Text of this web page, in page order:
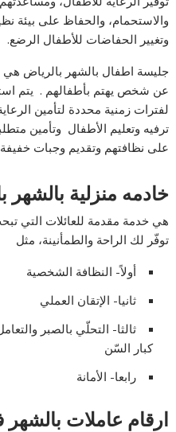
والاستحمام، والحفاظ على بيئة
وتغيير الحفاضات للأطفال الرضع.
جليسة اطفال بالشهر بالرياض هي
عن شخص يهتم بأطفالهم . يتم
لفترات زمنية محددة لتأمين
ترفيه وتعليم الأطفال وتأمين
على نظافتهم وتقديم وجبات
خادمه منزلية بالشهر
هي خدمة مقدمة للعائلات التي
توفّر لك الراحة والطمأنينة، مثل
أولاً- النظافة الشخصية
ثانيا- الإتقان العملي
ثالثا- التحلّي بالصبر
كبار السّن
رابعا- الأمانة
ارقام عاملات